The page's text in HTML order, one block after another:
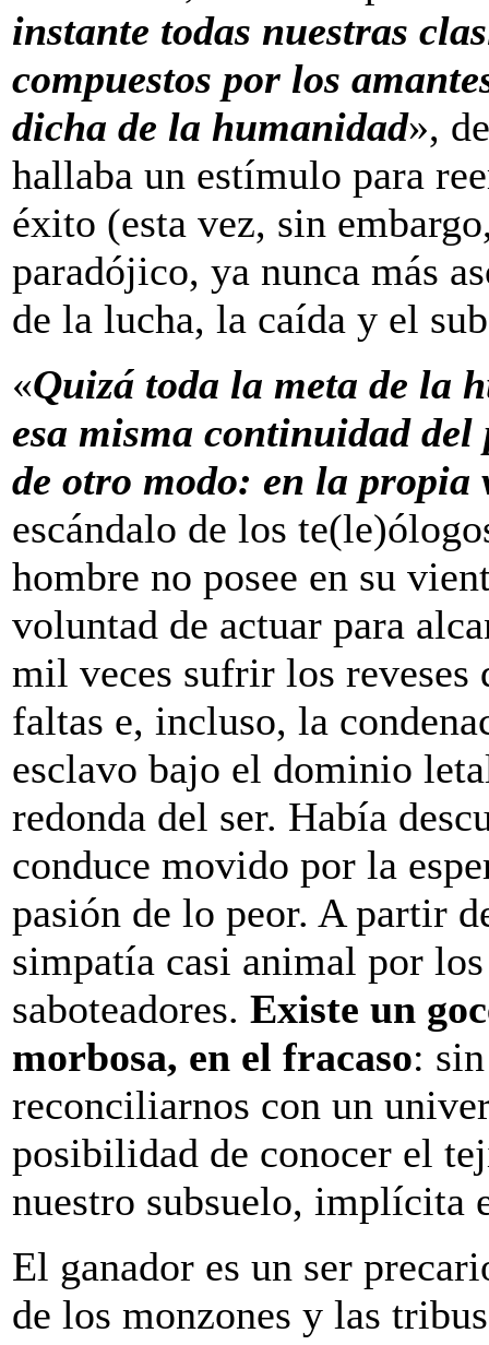
instante todas nuestras
compuestos por los
dicha de la humanidad»,
hallaba un estímulo para
éxito (esta vez, sin
paradójico, ya nunca más
de la lucha, la caída y el
«Quizá toda la meta de la
esa misma continuidad del
de otro modo: en la
escándalo de los
hombre no posee en su
voluntad de actuar para
mil veces sufrir los reveses
faltas e, incluso, la
esclavo bajo el dominio
redonda del ser. Había
conduce movido por la
pasión de lo peor. A partir
simpatía casi animal por
saboteadores. Existe un
morbosa, en el fracaso:
reconciliarnos con un
posibilidad de conocer el
nuestro subsuelo, implícita
El ganador es un ser
de los monzones y las